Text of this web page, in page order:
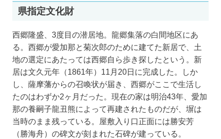
県指定文化財
西郷隆盛、3度目の潜居地。龍郷集落の白間地区にあ
る。西郷が愛加那と菊次郎のために建てた新居で、土
地の選定にあたっては西郷自ら歩き探したという。新
居は文久元年（1861年）11月20日に完成した。しか
し、薩摩藩からの召喚状が届き、西郷がここで生活し
たのはわずか2ヶ月だった。現在の家は明治43年、愛加
那の養嗣子龍丑熊によって再建されたものだが、塀は
当時のまま残っている。屋敷入り口正面には勝安芳
（勝海舟）の碑文が刻まれた石碑が建っている。